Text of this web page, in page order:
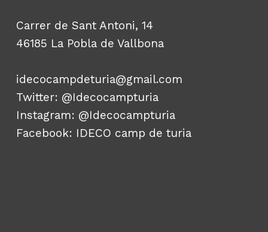
Carrer de Sant Antoni, 14
46185 La Pobla de Vallbona
idecocampdeturia@gmail.com
Twitter: @Idecocampturia
Instagram: @Idecocampturia
Facebook: IDECO camp de turia